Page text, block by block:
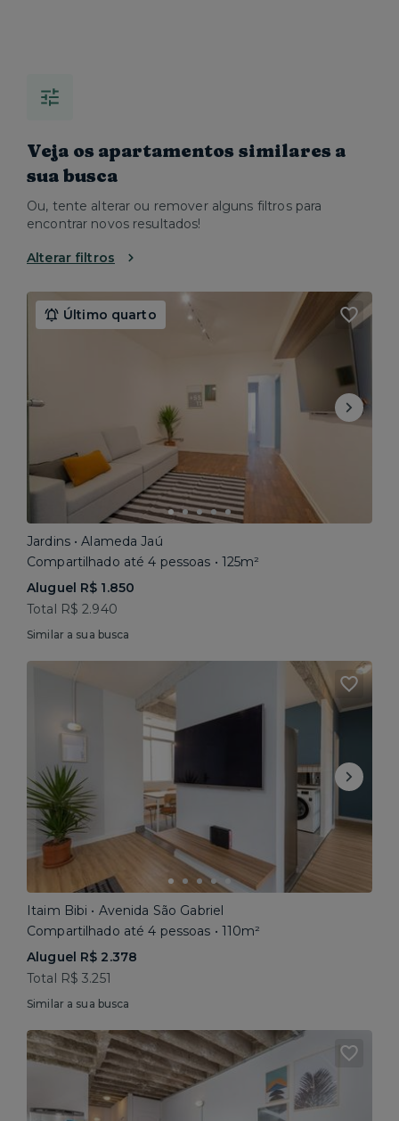
Veja os apartamentos similares a
sua busca
Ou, tente alterar ou remover alguns filtros para
encontrar novos resultados!
Alterar filtros
Último quarto
Jardins • Alameda Jaú
Compartilhado até 4 pessoas • 125m²
Aluguel R$ 1.850
Total R$ 2.940
Similar a sua busca
Itaim Bibi • Avenida São Gabriel
Compartilhado até 4 pessoas • 110m²
Aluguel R$ 2.378
Total R$ 3.251
Similar a sua busca